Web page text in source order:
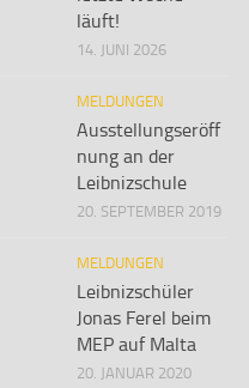
läuft!
14. JUNI 2026
MELDUNGEN
Ausstellungseröff
nung an der
Leibnizschule
20. SEPTEMBER 2019
MELDUNGEN
Leibnizschüler
Jonas Ferel beim
MEP auf Malta
20. JANUAR 2020